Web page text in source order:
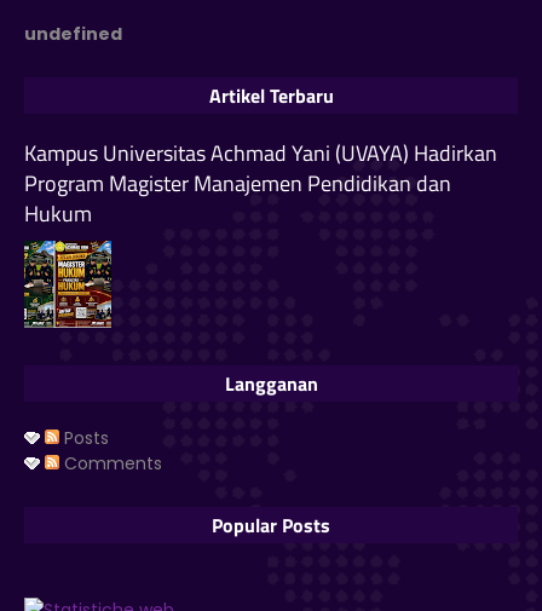
undefined
Artikel Terbaru
Kampus Universitas Achmad Yani (UVAYA) Hadirkan
Program Magister Manajemen Pendidikan dan
Hukum
Langganan
Posts
Comments
Popular Posts